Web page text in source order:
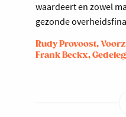
waardeert en zowel
gezonde
Rudy Provoost,
Frank Beckx,